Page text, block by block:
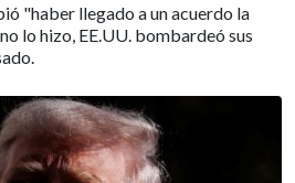
"haber llegado a un acuerdo la
lo hizo, EE.UU. bombardeó sus